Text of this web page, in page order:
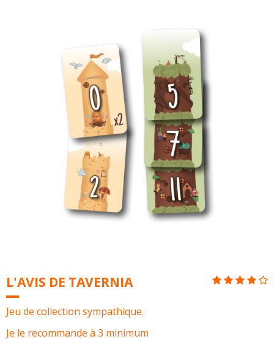
L'AVIS DE TAVERNIA
Jeu de collection sympathique.
Je le recommande à 3 minimum